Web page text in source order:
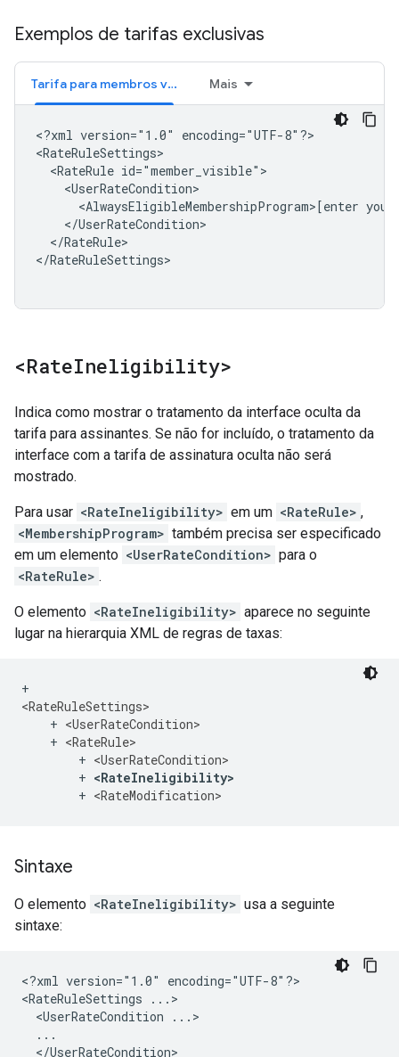
Exemplos de tarifas exclusivas
Tarifa para membros visível 1 Mais
<?xml version="1.0"
encoding="UTF-8"?>
<RateRule
<AlwaysEligibleMembershipProgram>[enter your
</RateRule>
</RateRuleSettings>
<RateIneligibility>
Indica como mostrar o tratamento da interface oculta da
tarifa para assinantes. Se não for incluído, o tratamento da
interface com a tarifa de assinatura oculta não será
mostrado.
Para usar <RateIneligibility> em um <RateRule> ,
<MembershipProgram> também precisa ser especificado
em um elemento <UserRateCondition> para o
<RateRule> .
O elemento <RateIneligibility> aparece no seguinte
lugar na hierarquia XML de regras de taxas:
+
<RateRuleSettings>
    +
<UserRateCondition>
    +
<RateRule>
        +
<UserRateCondition>
        +
<RateIneligibility>
        +
<RateModification>
Sintaxe
O elemento <RateIneligibility> usa a seguinte
sintaxe:
<?xml version="1.0"
encoding="UTF-8"?>
<RateRuleSettings
<UserRateCondition